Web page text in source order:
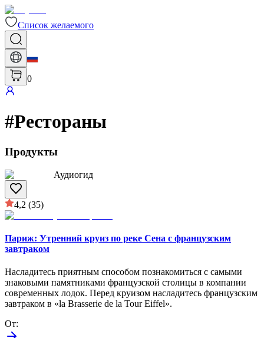
Список желаемого
0
#Рестораны
Продукты
Аудиогид
4,2 (35)
Париж: Утренний круиз по реке Сена с французским
завтраком
Насладитесь приятным способом познакомиться с самыми
знаковыми памятниками французской столицы в компании
современных лодок. Перед круизом насладитесь французским
завтраком в «la Brasserie de la Tour Eiffel».
От: